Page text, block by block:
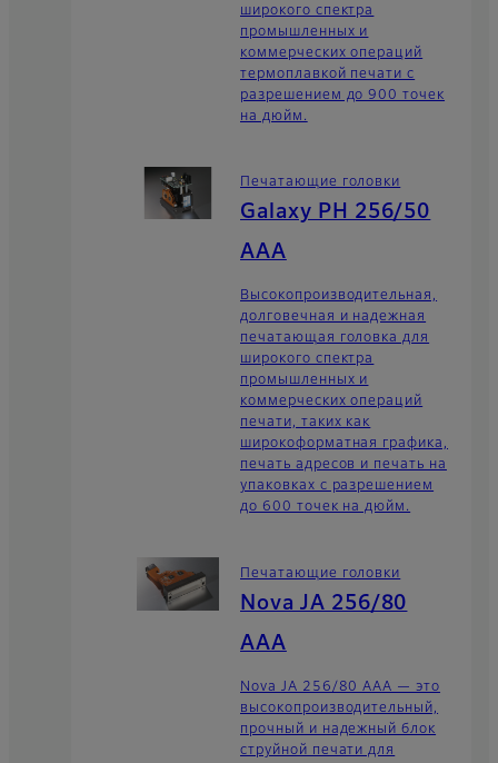
широкого спектра
промышленных и
коммерческих операций
термоплавкой печати с
разрешением до 900 точек
на дюйм.
Печатающие головки
Galaxy PH 256/50
AAA
Высокопроизводительная,
долговечная и надежная
печатающая головка для
широкого спектра
промышленных и
коммерческих операций
печати, таких как
широкоформатная графика,
печать адресов и печать на
упаковках с разрешением
до 600 точек на дюйм.
Печатающие головки
Nova JA 256/80
AAA
Nova JA 256/80 AAA — это
высокопроизводительный,
прочный и надежный блок
струйной печати для